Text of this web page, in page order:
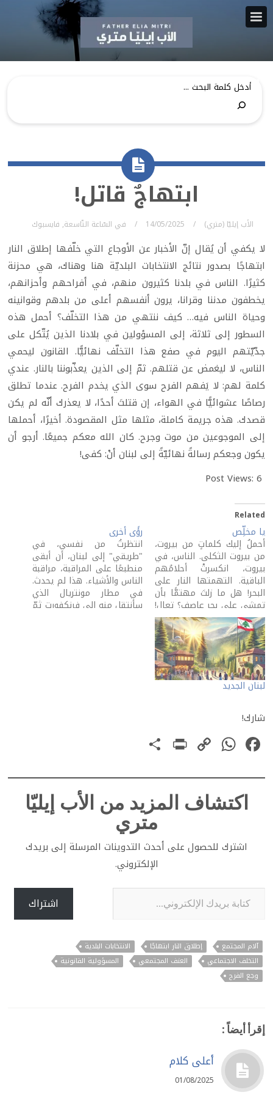
ابتهاجٌ قاتل!
الأب إيليّا (متري) 14/05/2025 في السّاعة التّاسعة, فايسبوك
لا يكفي أن يُقال إنّ الأخبار عن الأوجاع التي خلّفها إطلاق النار
ابتهاجًا بصدور نتائج الانتخابات البلديّة هنا وهناك، هي محزنة
كثيرًا. الناس في بلدنا كثيرون منهم، في أفراحهم وأحزانهم،
يخطفون مدننا وقرانا، يرون أنفسهم أعلى من بلدهم وقوانينه
وحياة الناس فيه… كيف ننتهي من هذا التخلّف؟ أحمل هذه
السطور إلى ثلاثة، إلى المسؤولين في بلادنا الذين يُتّكل على
جدّيّتهم اليوم في صفع هذا التخلّف نهائيًّا. القانون ليحمي
الناس، لا ليغمض عن قتلهم. ثمّ إلى الذين يعذّبوننا بالنار. عندي
كلمة لهم: لا يَفهم الفرح سوى الذي يخدم الفرح. عندما تطلق
رصاصًا عشوائيًّا في الهواء، إن قتلتَ أحدًا، لا يعذرك أنّه لم يكن
قصدك. هذه جريمة كاملة، مثلها مثل المقصودة. أخيرًا، أحملها
إلى الموجوعين من موت وجرح. كان الله معكم جميعًا. أرجو أن
يكون وجعكم رسالةً نهائيّةً إلى لبنان أنْ: كفى!
Post Views: 6
Related
يا مخلِّص
أحملُ إليك كلماتٍ من بيروت،
من بيروت الثكلى. الناس، في
بيروت، انكسرتْ أحلامُهم
الباقية. التهمتها النار على
البحر! هل ما زلتَ مهتمًّا بأن
تمشي على بحر عاصف؟ تعال!
لن تجد اليوم، في أيّ مكان
آخر في الأرض، بحرًا، مثل بحرنا،
ضربته عاصفة من النار! تعال
أطفئ بحر بيروت! بيروت
تنتظر…
رؤًى أخرى
انتظرتُ من نفسي، في
"طريقي" إلى لبنان، أن أبقى
منطبعًا على المراقبة، مراقبة
الناس والأشياء. هذا لم يحدث.
في مطار مونتريال الذي
سأنتقل منه إلى فرنكفورت ثمّ
لبنان الجديد
شارك!
Facebook
WhatsApp
Copy
PrintFriendly
اكتشاف المزيد من الأب إيليّا
متري
اشترك للحصول على أحدث التدوينات المرسلة إلى بريدك
الإلكتروني.
كتابة بريدك الإلكتروني...
اشتراك
آلام المجتمع إطلاق النار ابتهاجًا
الانتخابات البلدية
التخلف الاجتماعي
العنف المجتمعي
المسؤولية القانونية
وجع الفرح
إقرأ أيضاً :
أعلى كلام
01/08/2025